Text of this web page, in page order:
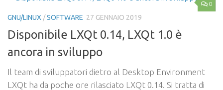
0
GNU/LINUX /SOFTWARE 27 GENNAIO 2019
Disponibile LXQt 0.14, LXQt 1.0 è
ancora in sviluppo
Il team di sviluppatori dietro al Desktop Environment
LXQt ha da poche ore rilasciato LXQt 0.14. Si tratta di